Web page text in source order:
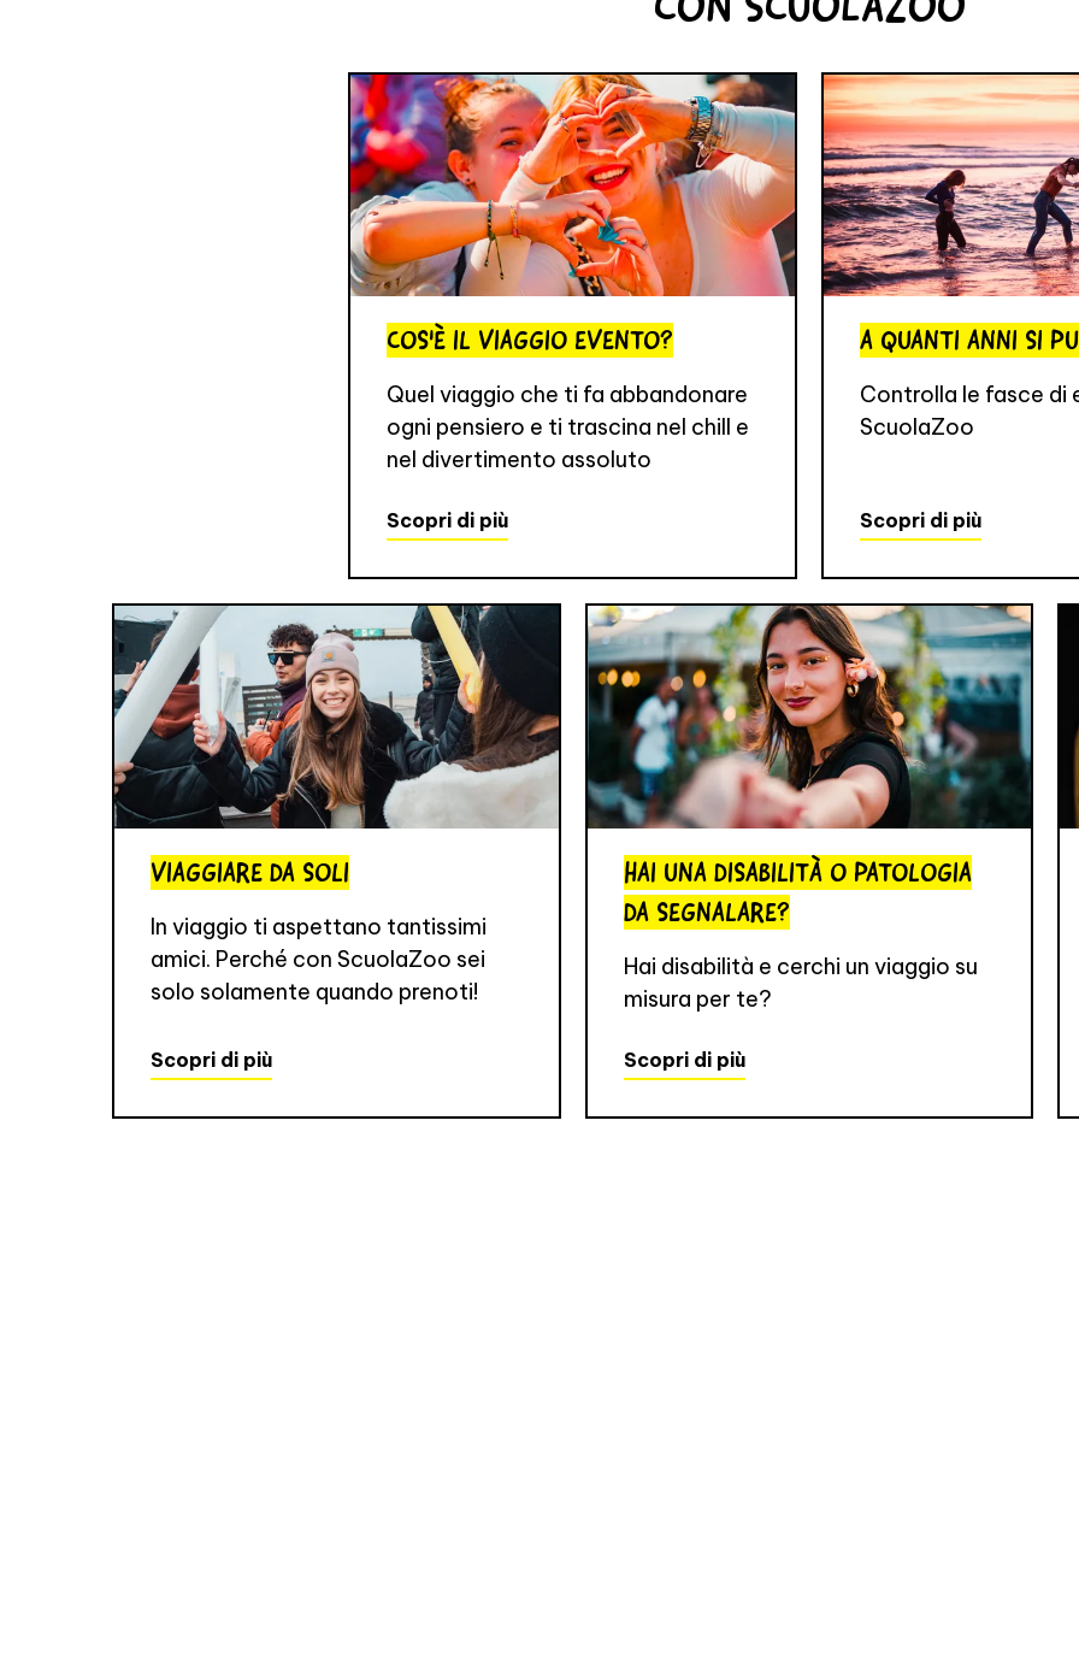
COS'È IL VIAGGIO EVENTO?
Quel viaggio che ti fa abbandonare
ogni pensiero e ti trascina nel chill e
nel divertimento assoluto
Scopri di più
A QUANTI ANNI SI
Controlla le fasce di
ScuolaZoo
Scopri di più
VIAGGIARE DA SOLI
In viaggio ti aspettano tantissimi
amici. Perché con ScuolaZoo sei
solo solamente quando prenoti!
Scopri di più
HAI UNA DISABILITÀ O PATOLOGIA
DA SEGNALARE?
Hai disabilità e cerchi un viaggio su
misura per te?
Scopri di più